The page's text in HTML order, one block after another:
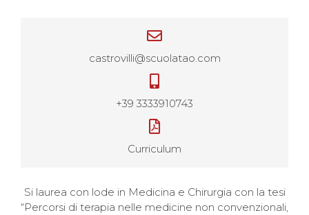
castrovilli@scuolatao.com
+39 3333910743
Curriculum
Si laurea con lode in Medicina e Chirurgia con la tesi
“Percorsi di terapia nelle medicine non convenzionali,